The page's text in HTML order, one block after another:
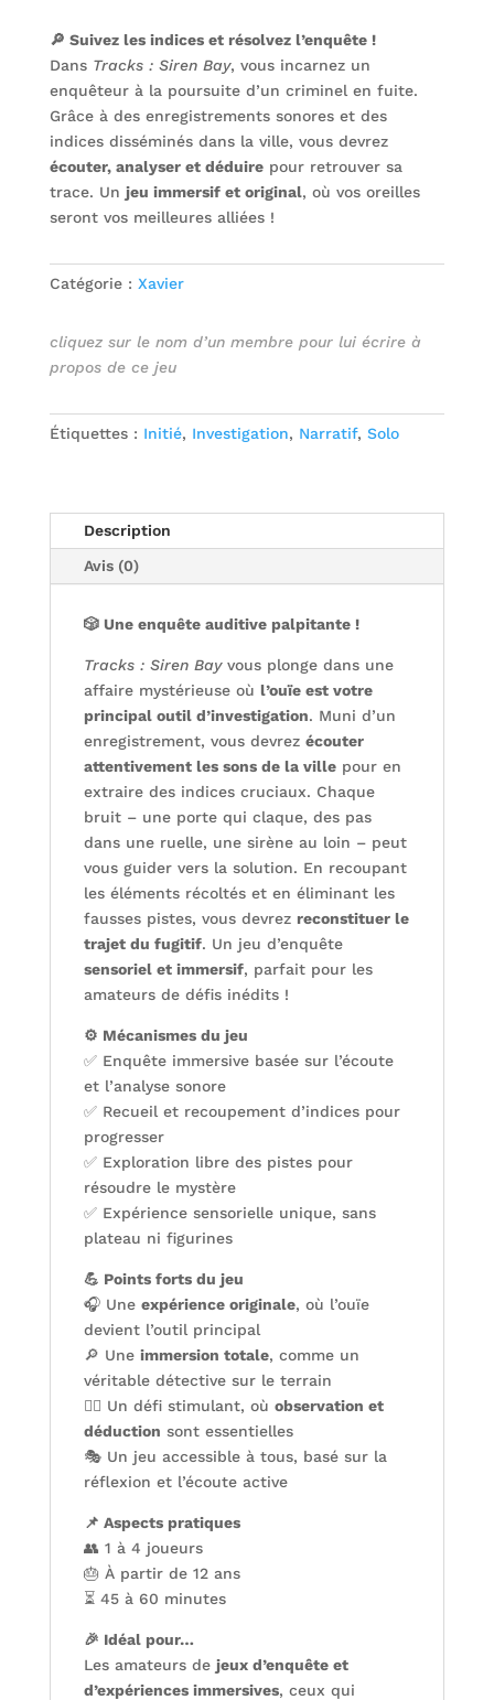
🔎 Suivez les indices et résolvez l’enquête !
Dans Tracks : Siren Bay, vous incarnez un
enquêteur à la poursuite d’un criminel en fuite.
Grâce à des enregistrements sonores et des
indices disséminés dans la ville, vous devrez
écouter, analyser et déduirepour retrouver sa
trace. Un jeu immersif et original, où vos oreilles
seront vos meilleures alliées !
Catégorie : Xavier
cliquez sur le nom d’un membre pour lui écrire à
propos de ce jeu
Étiquettes : Initié, Investigation, Narratif, Solo
Description
Avis (0)
🎲 Une enquête auditive palpitante !
Tracks : Siren Bayvous plonge dans une
affaire mystérieuse où l’ouïe est votre
principal outil d’investigation. Muni d’un
enregistrement, vous devrez écouter
attentivement les sons de la villepour en
extraire des indices cruciaux. Chaque
bruit – une porte qui claque, des pas
dans une ruelle, une sirène au loin – peut
vous guider vers la solution. En recoupant
les éléments récoltés et en éliminant les
fausses pistes, vous devrez reconstituer le
trajet du fugitif. Un jeu d’enquête
sensoriel et immersif, parfait pour les
amateurs de défis inédits !
⚙️ Mécanismes du jeu
✅ Enquête immersive basée sur l’écoute
et l’analyse sonore
✅ Recueil et recoupement d’indices pour
progresser
✅ Exploration libre des pistes pour
résoudre le mystère
✅ Expérience sensorielle unique, sans
plateau ni figurines
💪 Points forts du jeu
🎧 Une expérience originale, où l’ouïe
devient l’outil principal
🔎 Une immersion totale, comme un
véritable détective sur le terrain
🕵️‍♂️ Un défi stimulant, où observation et
déduction sont essentielles
🎭 Un jeu accessible à tous, basé sur la
réflexion et l’écoute active
📌 Aspects pratiques
👥 1 à 4 joueurs
🎂 À partir de 12 ans
⏳ 45 à 60 minutes
🎉 Idéal pour…
Les amateurs de jeux d’enquête et
d’expériences immersives, ceux qui